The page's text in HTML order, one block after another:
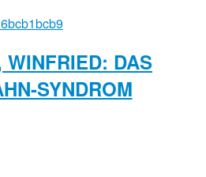
WINFRIED: DAS
SYNDROM